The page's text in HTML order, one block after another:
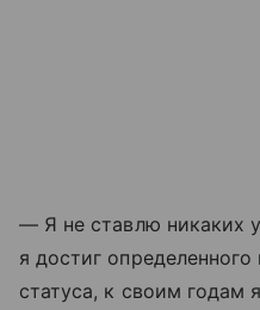
— Я не ставлю никаких
я достиг
статуса, к своим годам